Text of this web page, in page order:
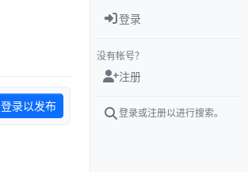
登录以发布
登录
没有帐号？
注册
登录或注册以进行搜索。